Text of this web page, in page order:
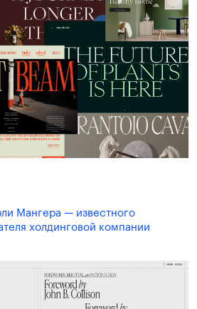
Мангера — известного
холдинговой компании